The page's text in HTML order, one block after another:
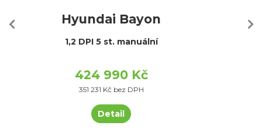
Hyundai Bayon
1,2 DPI 5 st. manuální
424 990 Kč
351 231 Kč bez DPH
Detail